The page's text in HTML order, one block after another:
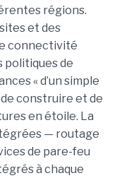
régions.
et des
connectivité
politiques de
« d’un simple
de construire et de
en étoile. La
— routage
de pare-feu
à chaque